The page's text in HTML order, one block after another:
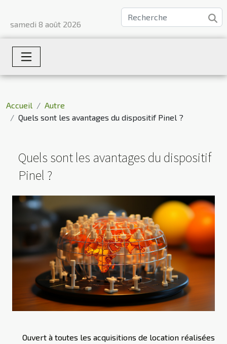
samedi 8 août 2026
Accueil
Autre
Quels sont les avantages du dispositif Pinel ?
Quels sont les avantages du dispositif
Pinel ?
Ouvert à toutes les acquisitions de location réalisées